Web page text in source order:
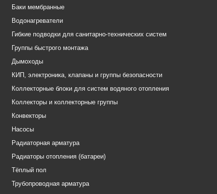
Баки мембранные
Водонагреватели
Гибкие подводки для санитарно-технических систем
Группы быстрого монтажа
Дымоходы
КИП, электроника, клапаны и группы безопасности
Коллекторные блоки для систем водяного отопления
Коллекторы и коллекторные группы
Конвекторы
Насосы
Радиаторная арматура
Радиаторы отопления (батареи)
Тёплый пол
Трубопроводная арматура